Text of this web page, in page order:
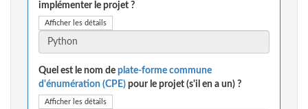
implémenter le projet ?
Afficher les détails
Quel est le nom de plate-forme commune
d'énumération (CPE) pour le projet (s'il en a un) ?
Afficher les détails